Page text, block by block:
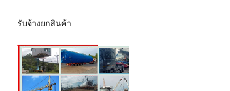
รับจ้างยกสินค้า